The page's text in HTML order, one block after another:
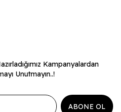
Kampanyalardan
Unutmayın..!
ABONE OL